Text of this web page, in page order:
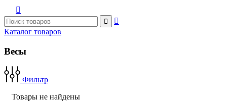



Каталог товаров
Весы
Фильтр
Товары не найдены